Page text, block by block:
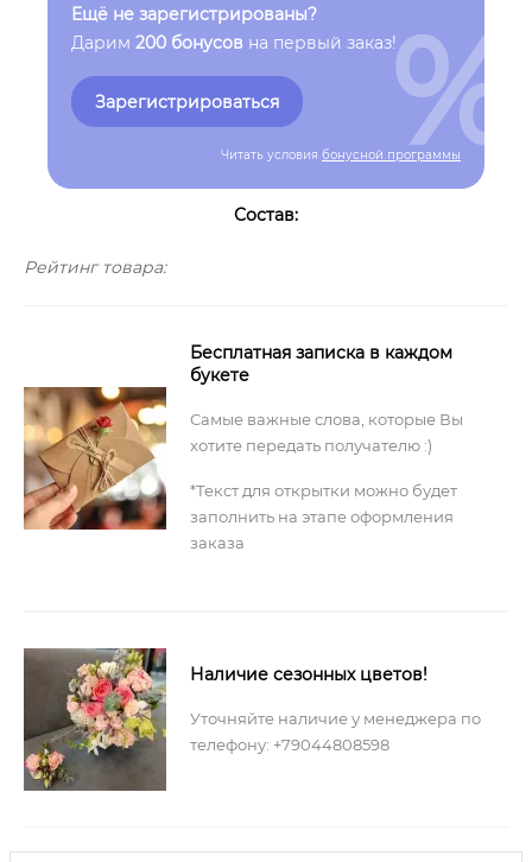
Ещё не зарегистрированы?
Дарим 200 бонусов на первый заказ!
Зарегистрироваться
Читать условия бонусной программы
%
Состав:
Рейтинг товара:
Бесплатная записка в каждом
букете
Самые важные слова, которые Вы
хотите передать получателю :)
*Текст для открытки можно будет
заполнить на этапе оформления
заказа
Наличие сезонных цветов!
Уточняйте наличие у менеджера по
телефону: +79044808598